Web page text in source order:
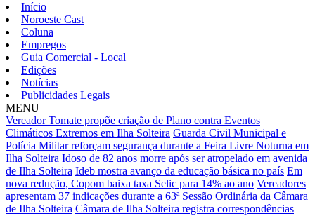
Início
Noroeste Cast
Coluna
Empregos
Guia Comercial - Local
Edições
Notícias
Publicidades Legais
MENU
Vereador Tomate propõe criação de Plano contra Eventos
Climáticos Extremos em Ilha Solteira Guarda Civil Municipal e
Polícia Militar reforçam segurança durante a Feira Livre Noturna em
Ilha Solteira Idoso de 82 anos morre após ser atropelado em avenida
de Ilha Solteira Ideb mostra avanço da educação básica no país Em
nova redução, Copom baixa taxa Selic para 14% ao ano Vereadores
apresentam 37 indicações durante a 63ª Sessão Ordinária da Câmara
de Ilha Solteira Câmara de Ilha Solteira registra correspondências